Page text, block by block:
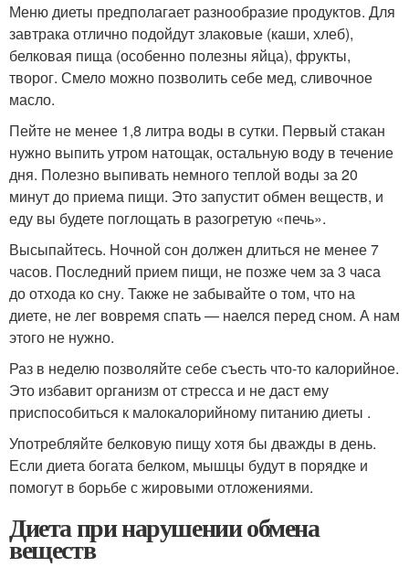
Меню диеты предполагает разнообразие продуктов. Для
завтрака отлично подойдут злаковые (каши, хлеб),
белковая пища (особенно полезны яйца), фрукты,
творог. Смело можно позволить себе мед, сливочное
масло.
Пейте не менее 1,8 литра воды в сутки. Первый стакан
нужно выпить утром натощак, остальную воду в течение
дня. Полезно выпивать немного теплой воды за 20
минут до приема пищи. Это запустит обмен веществ, и
еду вы будете поглощать в разогретую «печь».
Высыпайтесь. Ночной сон должен длиться не менее 7
часов. Последний прием пищи, не позже чем за 3 часа
до отхода ко сну. Также не забывайте о том, что на
диете, не лег вовремя спать — наелся перед сном. А нам
этого не нужно.
Раз в неделю позволяйте себе съесть что-то калорийное.
Это избавит организм от стресса и не даст ему
приспособиться к малокалорийному питанию диеты .
Употребляйте белковую пищу хотя бы дважды в день.
Если диета богата белком, мышцы будут в порядке и
помогут в борьбе с жировыми отложениями.
Диета при нарушении обмена
веществ